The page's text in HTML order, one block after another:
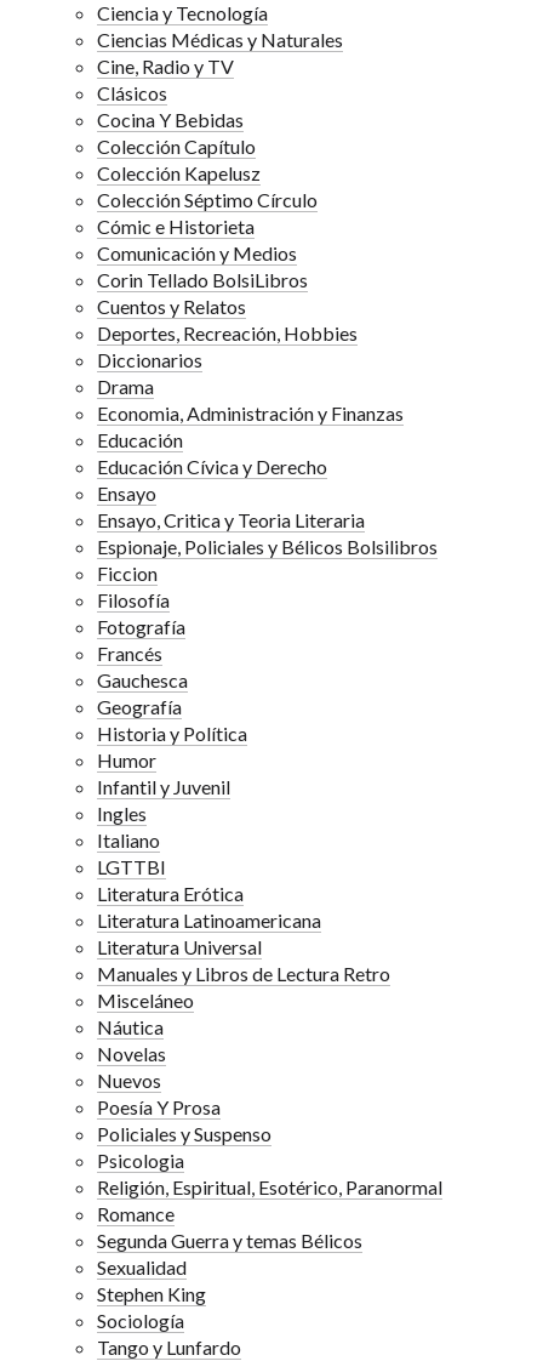
Ciencia y Tecnología
Ciencias Médicas y Naturales
Cine, Radio y TV
Clásicos
Cocina Y Bebidas
Colección Capítulo
Colección Kapelusz
Colección Séptimo Círculo
Cómic e Historieta
Comunicación y Medios
Corin Tellado BolsiLibros
Cuentos y Relatos
Deportes, Recreación, Hobbies
Diccionarios
Drama
Economia, Administración y Finanzas
Educación
Educación Cívica y Derecho
Ensayo
Ensayo, Critica y Teoria Literaria
Espionaje, Policiales y Bélicos Bolsilibros
Ficcion
Filosofía
Fotografía
Francés
Gauchesca
Geografía
Historia y Política
Humor
Infantil y Juvenil
Ingles
Italiano
LGTTBI
Literatura Erótica
Literatura Latinoamericana
Literatura Universal
Manuales y Libros de Lectura Retro
Misceláneo
Náutica
Novelas
Nuevos
Poesía Y Prosa
Policiales y Suspenso
Psicologia
Religión, Espiritual, Esotérico, Paranormal
Romance
Segunda Guerra y temas Bélicos
Sexualidad
Stephen King
Sociología
Tango y Lunfardo